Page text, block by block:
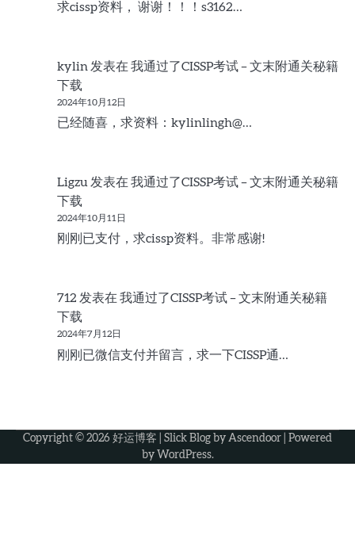
求cissp资料， 谢谢！！！s3162…
kylin 发表在 我通过了CISSP考试 – 文末附通关秘籍
下载
2024年10月12日
已经随喜，求资料：kylinlingh@…
Ligzu 发表在 我通过了CISSP考试 – 文末附通关秘籍
下载
2024年10月11日
刚刚已支付，求cissp资料。非常感谢!
712 发表在 我通过了CISSP考试 – 文末附通关秘籍
下载
2024年7月12日
刚刚已微信支付并留言，求一下CISSP通…
Copyright © 2026 好运博客 | Slick Blog by Ascendoor | Powered
by WordPress.